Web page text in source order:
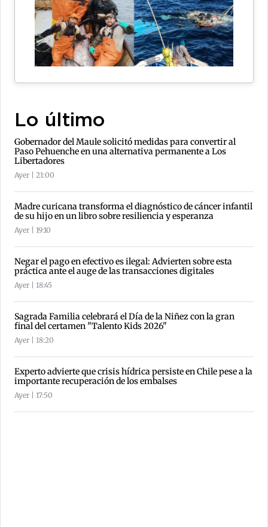
Lo último
Gobernador del Maule solicitó medidas para convertir al
Paso Pehuenche en una alternativa permanente a Los
Libertadores
Ayer | 21:00
Madre curicana transforma el diagnóstico de cáncer infantil
de su hijo en un libro sobre resiliencia y esperanza
Ayer | 19:10
Negar el pago en efectivo es ilegal: Advierten sobre esta
práctica ante el auge de las transacciones digitales
Ayer | 18:45
Sagrada Familia celebrará el Día de la Niñez con la gran
final del certamen "Talento Kids 2026"
Ayer | 18:20
Experto advierte que crisis hídrica persiste en Chile pese a la
importante recuperación de los embalses
Ayer | 17:50